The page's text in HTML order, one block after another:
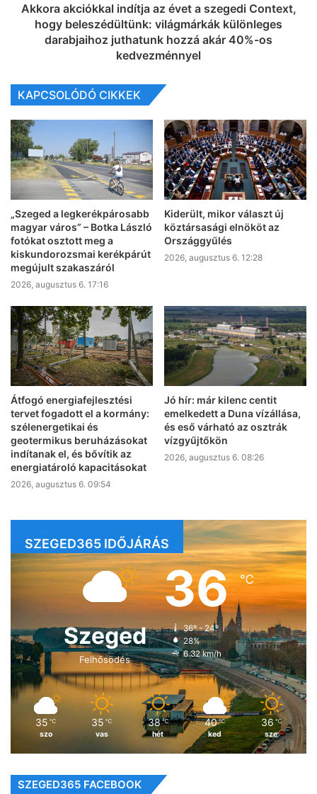
Akkora akciókkal indítja az évet a szegedi Context,
hogy beleszédültünk: világmárkák különleges
darabjaihoz juthatunk hozzá akár 40%-os
kedvezménnyel
KAPCSOLÓDÓ CIKKEK
„Szeged a legkerékpárosabb
magyar város” – Botka László
fotókat osztott meg a
kiskundorozsmai kerékpárút
megújult szakaszáról
2026, augusztus 6. 17:16
Kiderült, mikor választ új
köztársasági elnököt az
Országgyűlés
2026, augusztus 6. 12:28
Átfogó energiafejlesztési
tervet fogadott el a kormány:
szélenergetikai és
geotermikus beruházásokat
indítanak el, és bővítik az
energiatároló kapacitásokat
2026, augusztus 6. 09:54
Jó hír: már kilenc centit
emelkedett a Duna vízállása,
és eső várható az osztrák
vízgyűjtőkön
2026, augusztus 6. 08:26
SZEGED365 IDŐJÁRÁS
Szeged
Felhősödés
36℃
36º - 24º
28%
6.32 km/h
35 ℃
szo
35 ℃
vas
38 ℃
hét
40 ℃
ked
36 ℃
sze
SZEGED365 FACEBOOK